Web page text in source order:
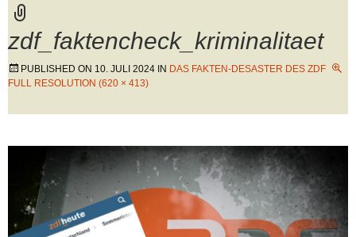
zdf_faktencheck_kriminalitaet
PUBLISHED ON 10. JULI 2024 IN DAS FAKTEN-DESASTER DES ZDF
FULL RESOLUTION (620 × 413)